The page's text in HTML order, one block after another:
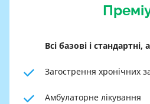
Всі базові і стандартні,
Загострення хронічних
Амбулаторне лікування